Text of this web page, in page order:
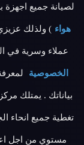
لصيانة جميع اجهزة
هواء ) ولذلك
عملاء وسرية في
الخصوصية
بياناتك . يمتلك
تغطية جميع انحاء
مستوي من اجل